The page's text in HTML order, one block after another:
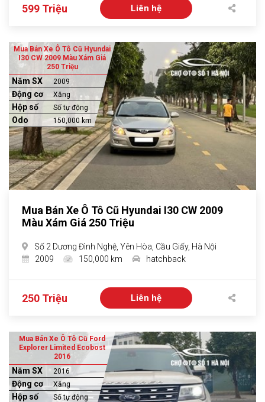
599 Triệu Liên hệ
Mua Bán Xe Ô Tô Cũ Hyundai
I30 CW 2009 Màu Xám Giá
250 Triệu
Năm SX 2009
Động cơ Xăng
Hộp số Số tự động
Odo 150,000 km
Mua Bán Xe Ô Tô Cũ Hyundai I30 CW 2009
Màu Xám Giá 250 Triệu
Số 2 Dương Đình Nghệ, Yên Hòa, Cầu Giấy, Hà Nội
2009
150,000 km hatchback
250 Triệu Liên hệ
Mua Bán Xe Ô Tô Cũ Ford
Explorer Limited Ecobost
2016
Năm SX 2016
Động cơ Xăng
Hộp số Số tự động